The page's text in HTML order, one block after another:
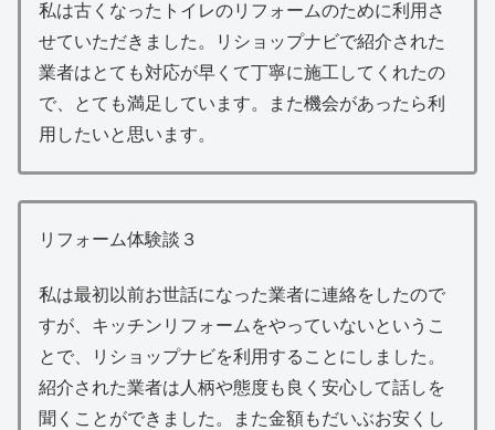
私は古くなったトイレのリフォームのために利用さ
せていただきました。リショップナビで紹介された
業者はとても対応が早くて丁寧に施工してくれたの
で、とても満足しています。また機会があったら利
用したいと思います。
リフォーム体験談３
私は最初以前お世話になった業者に連絡をしたので
すが、キッチンリフォームをやっていないというこ
とで、リショップナビを利用することにしました。
紹介された業者は人柄や態度も良く安心して話しを
聞くことができました。また金額もだいぶお安くし